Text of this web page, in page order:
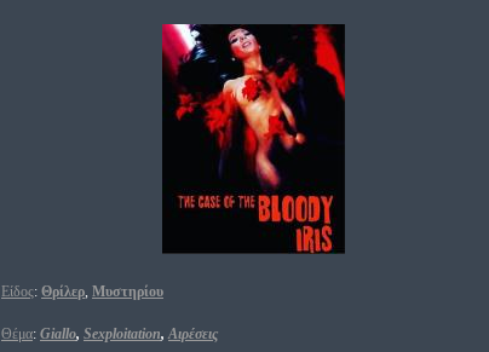
Είδος: Θρίλερ, Μυστηρίου
Θέμα: Giallo, Sexploitation,Αιρέσεις